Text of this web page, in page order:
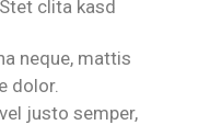
clita kasd
neque, mattis
dolor.
justo semper,